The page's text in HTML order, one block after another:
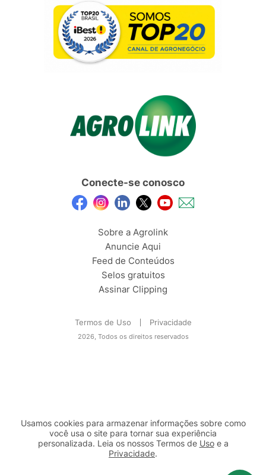
Conecte-se conosco
Sobre a Agrolink
Anuncie Aqui
Feed de Conteúdos
Selos gratuitos
Assinar Clipping
Termos de Uso Privacidade
2026, Todos os direitos reservados
Usamos cookies para armazenar informações sobre como
você usa o site para tornar sua experiência
personalizada. Leia os nossos Termos de Usoe a
Privacidade.